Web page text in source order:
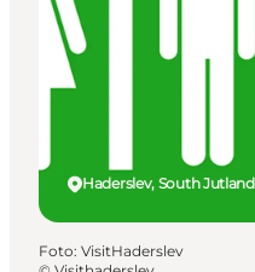
Haderslev, South Jutland
Foto: VisitHaderslev